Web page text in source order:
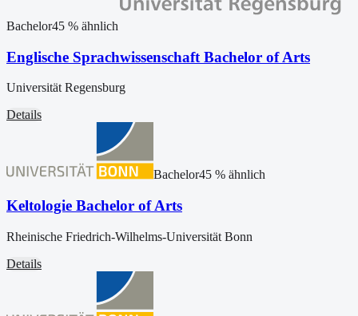
Bachelor45 % ähnlich
Englische Sprachwissenschaft Bachelor of Arts
Universität Regensburg
Details
Bachelor45% ähnlich
Keltologie Bachelor of Arts
Rheinische Friedrich-Wilhelms-Universität Bonn
Details